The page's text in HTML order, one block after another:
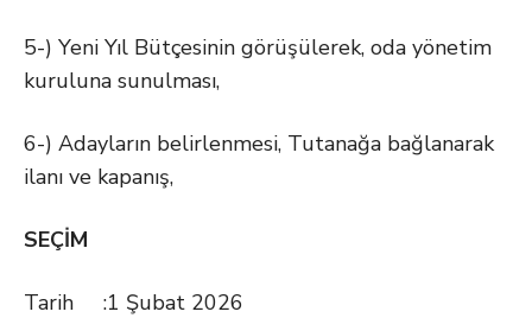
5-) Yeni Yıl Bütçesinin görüşülerek, oda yönetim
kuruluna sunulması,
6-) Adayların belirlenmesi, Tutanağa bağlanarak
ilanı ve kapanış,
SEÇİM
Tarih :1 Şubat 2026